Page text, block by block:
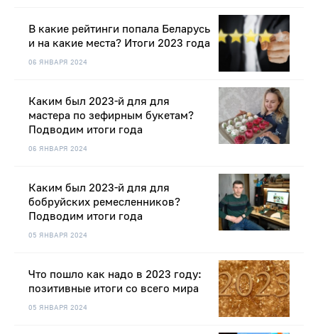
06 ЯНВАРЯ 2024
В какие рейтинги попала Беларусь
и на какие места? Итоги 2023 года
06 ЯНВАРЯ 2024
Каким был 2023-й для для
мастера по зефирным букетам?
Подводим итоги года
05 ЯНВАРЯ 2024
Каким был 2023-й для для
бобруйских ремесленников?
Подводим итоги года
05 ЯНВАРЯ 2024
Что пошло как надо в 2023 году:
позитивные итоги со всего мира